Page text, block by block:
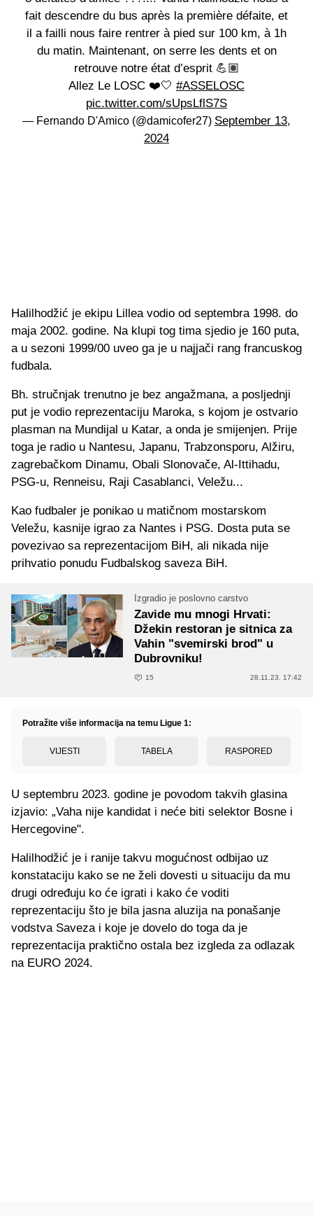
fait descendre du bus après la première défaite, et
il a failli nous faire rentrer à pied sur 100 km, à 1h
du matin. Maintenant, on serre les dents et on
retrouve notre état d’esprit 💪🏽
Allez Le LOSC ❤️🤍 #ASSELOSC
pic.twitter.com/sUpsLflS7S
— Fernando D'Amico (@damicofer27) September 13,
2024
Halilhodžić je ekipu Lillea vodio od septembra 1998. do
maja 2002. godine. Na klupi tog tima sjedio je 160 puta,
a u sezoni 1999/00 uveo ga je u najjači rang francuskog
fudbala.
Bh. stručnjak trenutno je bez angažmana, a posljednji
put je vodio reprezentaciju Maroka, s kojom je ostvario
plasman na Mundijal u Katar, a onda je smijenjen. Prije
toga je radio u Nantesu, Japanu, Trabzonsporu, Alžiru,
zagrebačkom Dinamu, Obali Slonovače, Al-Ittihadu,
PSG-u, Renneisu, Raji Casablanci, Veležu...
Kao fudbaler je ponikao u matičnom mostarskom
Veležu, kasnije igrao za Nantes i PSG. Dosta puta se
povezivao sa reprezentacijom BiH, ali nikada nije
prihvatio ponudu Fudbalskog saveza BiH.
Izgradio je poslovno carstvo
Zavide mu mnogi Hrvati:
Džekin restoran je sitnica za
Vahin "svemirski brod" u
Dubrovniku!
15 28.11.23. 17:42
Potražite više informacija na temu Ligue 1:
VIJESTI TABELA RASPORED
U septembru 2023. godine je povodom takvih glasina
izjavio: „Vaha nije kandidat i neće biti selektor Bosne i
Hercegovine".
Halilhodžić je i ranije takvu mogućnost odbijao uz
konstataciju kako se ne želi dovesti u situaciju da mu
drugi određuju ko će igrati i kako će voditi
reprezentaciju što je bila jasna aluzija na ponašanje
vodstva Saveza i koje je dovelo do toga da je
reprezentacija praktično ostala bez izgleda za odlazak
na EURO 2024.